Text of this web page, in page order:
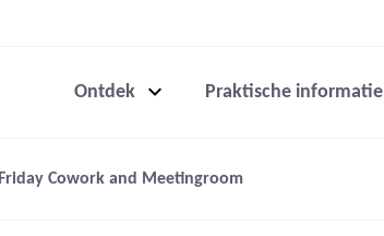
Ontdek Praktische informatie
Friday Cowork and Meetingroom